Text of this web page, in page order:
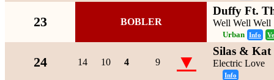
23 BOBLER
Duffy Ft.
Well Well Well
Urban Info
24 14 10 4 9 ▼ Silas & Kat
Electric Love
Info